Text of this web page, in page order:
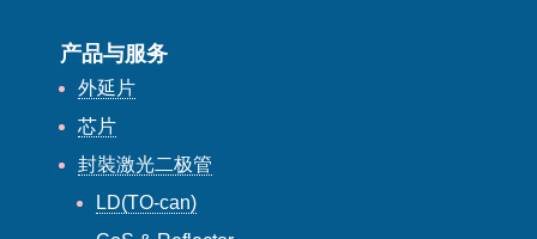
产品与服务
外延片
芯片
封裝激光二极管
LD(TO-can)